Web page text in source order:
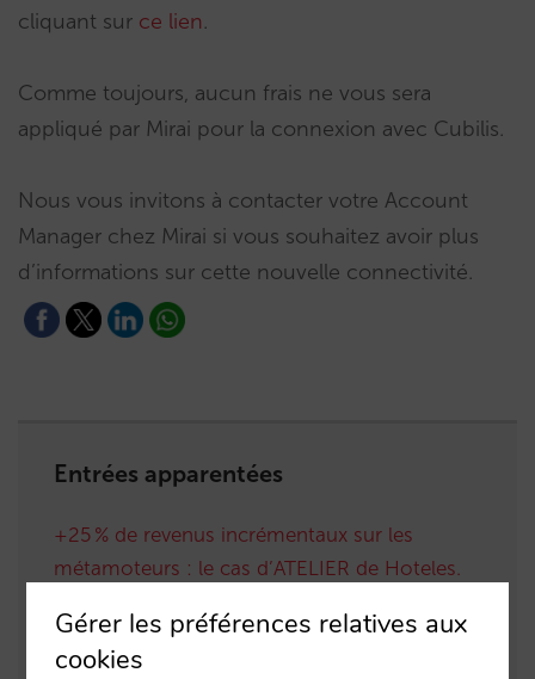
cliquant sur ce lien.
Comme toujours, aucun frais ne vous sera
appliqué par Mirai pour la connexion avec Cubilis.
Nous vous invitons à contacter votre Account
Manager chez Mirai si vous souhaitez avoir plus
d’informations sur cette nouvelle connectivité.
Entrées apparentées
+25 % de revenus incrémentaux sur les
métamoteurs : le cas d’ATELIER de Hoteles.
l’inspiration à la réservation
Gérer les préférences relatives aux
cookies